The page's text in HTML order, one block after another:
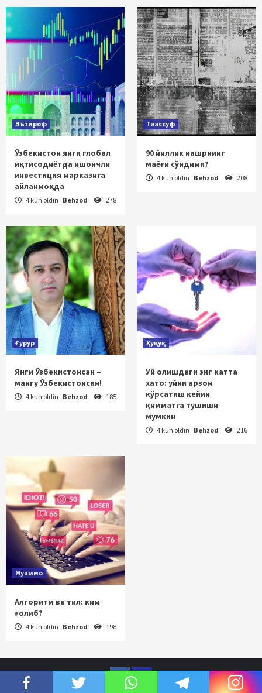
Эътироф
Ўзбекистон янги глобал
иқтисодиётда ишончли
инвестиция марказига
айланмоқда
4 kun oldin Behzod 278
Таассуф
90 йиллик нашрнинг
маёғи сўндими?
4 kun oldin Behzod 208
Ғурур
Янги Ўзбекистонсан –
мангу Ўзбекистонсан!
4 kun oldin Behzod 185
Ҳуқуқ
Уй олишдаги энг катта
хато: уйни арзон
кўрсатиш кейин
қимматга тушиши
мумкин
4 kun oldin Behzod 216
Муаммо
Алгоритм ва тил: ким
ғолиб?
4 kun oldin Behzod 198
Facebook